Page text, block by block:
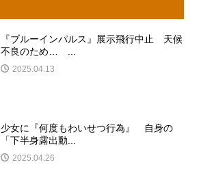
『ブルーインパルス』展示飛行中止 天候
不良のため… ...
2025.04.13
少女に『何度もわいせつ行為』 自身の
「下半身露出動...
2025.04.26